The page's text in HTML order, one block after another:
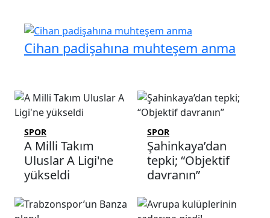
Cihan padişahına muhteşem anma
SPOR
A Milli Takım
Uluslar A Ligi'ne
yükseldi
SPOR
Şahinkaya’dan
tepki; “Objektif
davranın”